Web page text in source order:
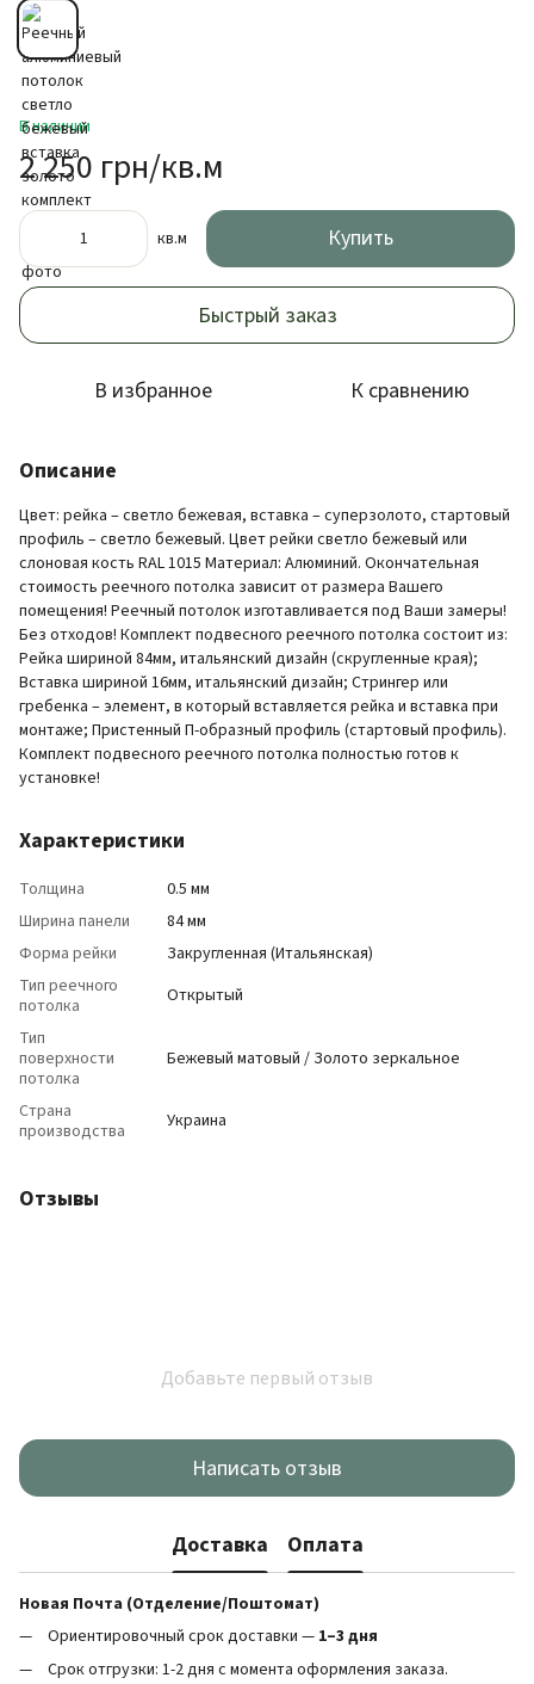
В наличии
2 250 грн/кв.м
кв.м Купить
Быстрый заказ
В избранное К сравнению
Описание
Цвет: рейка – светло бежевая, вставка – суперзолото, стартовый
профиль – светло бежевый. Цвет рейки светло бежевый или
слоновая кость RAL 1015 Материал: Алюминий. Окончательная
стоимость реечного потолка зависит от размера Вашего
помещения! Реечный потолок изготавливается под Ваши замеры!
Без отходов! Комплект подвесного реечного потолка состоит из:
Рейка шириной 84мм, итальянский дизайн (скругленные края);
Вставка шириной 16мм, итальянский дизайн; Стрингер или
гребенка – элемент, в который вставляется рейка и вставка при
монтаже; Пристенный П-образный профиль (стартовый профиль).
Комплект подвесного реечного потолка полностью готов к
установке!
Характеристики
Толщина
0.5 мм
Ширина панели
84 мм
Форма рейки
Закругленная (Итальянская)
Тип реечного
потолка
Открытый
Тип
поверхности
потолка
Бежевый матовый / Золото зеркальное
Страна
производства
Украина
Отзывы
Добавьте первый отзыв
Написать отзыв
Доставка Оплата
Новая Почта (Отделение/Поштомат)
Ориентировочный срок доставки — 1–3 дня
Срок отгрузки: 1-2 дня с момента оформления заказа.